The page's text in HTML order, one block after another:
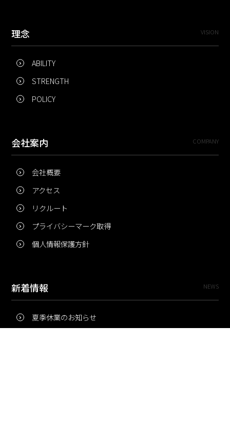
理念 VISION
ABILITY
STRENGTH
POLICY
会社案内 COMPANY
会社概要
アクセス
リクルート
プライバシーマーク取得
個人情報保護方針
新着情報 NEWS
夏季休業のお知らせ